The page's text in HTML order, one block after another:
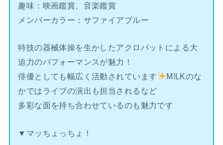
趣味：映画鑑賞、音楽鑑賞
メンバーカラー：サファイアブルー
特技の器械体操を生かしたアクロバットによる大
迫力のパフォーマンスが魅力！
俳優としても幅広く活動されています
M!LKのな
かではライブの演出も担当されるなど
多彩な面を持ち合わせているのも魅力です
▼マッちょっちょ！